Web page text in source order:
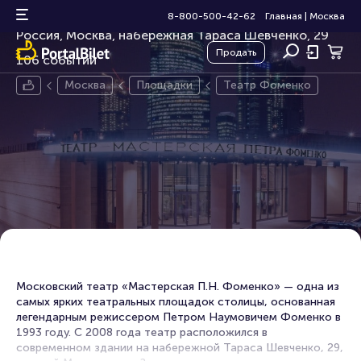
8-800-500-42-62 Главная Москва
Продать
Театр Фоменко
Россия, Москва, набережная Тараса Шевченко, 29
106 событий
Москва Площадки Театр Фоменко
Московский театр «Мастерская П.Н. Фоменко» — одна из
самых ярких театральных площадок столицы, основанная
легендарным режиссером Петром Наумовичем Фоменко в
1993 году. С 2008 года театр расположился в
современном здании на набережной Тараса Шевченко, 29,